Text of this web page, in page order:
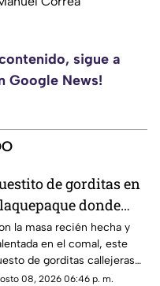
sigue a
Google News!
de gorditas en
donde
nunca es suficiente
la masa recién hecha y
en el comal, este
de gorditas callejeras
Tlaquepaque promete
08, 2026 06:46 p. m.